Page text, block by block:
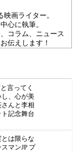
画ライター。
心に執筆。
コラム、ニュース
伝えします！
言ってく
、心が美
んと李相
記念舞台
は限らな
マンJP プ